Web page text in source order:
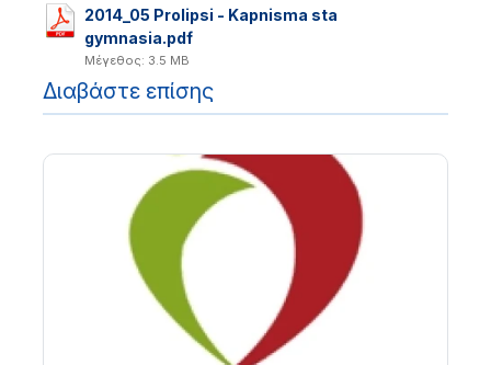
2014_05 Prolipsi - Kapnisma sta
gymnasia.pdf
Μέγεθος: 3.5 MB
Διαβάστε επίσης